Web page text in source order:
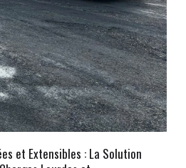
et Extensibles : La Solution